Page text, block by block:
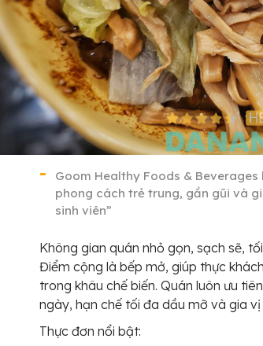
Goom Healthy Foods &
phong cách trẻ trung, gần gũi và
sinh viên”
Không gian quán nhỏ gọn, sạch sẽ,
Điểm cộng là bếp mở, giúp thực
trong khâu chế biến. Quán luôn ưu
ngày, hạn chế tối đa dầu mỡ và gia vị
Thực đơn nổi bật: